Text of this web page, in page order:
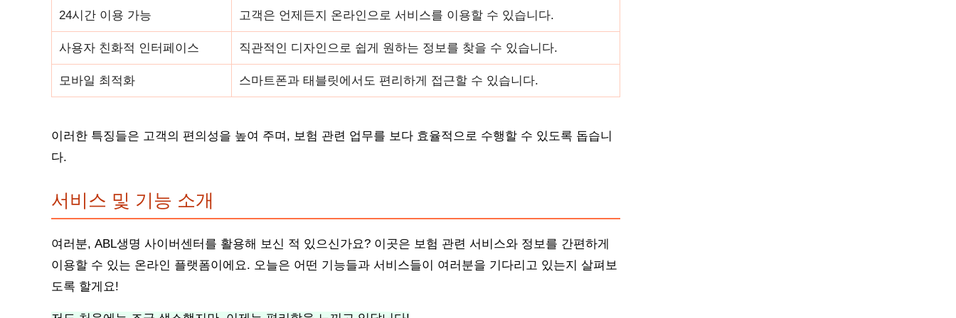
24시간 이용 가능 고객은 언제든지 온라인으로 서비스를 이용할 수 있습니다.
사용자 친화적 인터페이스 직관적인 디자인으로 쉽게 원하는 정보를 찾을 수 있습니다.
모바일 최적화 스마트폰과 태블릿에서도 편리하게 접근할 수 있습니다.
이러한 특징들은 고객의 편의성을 높여 주며, 보험 관련 업무를 보다 효율적으로 수행할 수 있도록 돕습니
다.
서비스 및 기능 소개
여러분, ABL생명 사이버센터를 활용해 보신 적 있으신가요? 이곳은 보험 관련 서비스와 정보를 간편하게
이용할 수 있는 온라인 플랫폼이에요. 오늘은 어떤 기능들과 서비스들이 여러분을 기다리고 있는지 살펴보
도록 할게요!